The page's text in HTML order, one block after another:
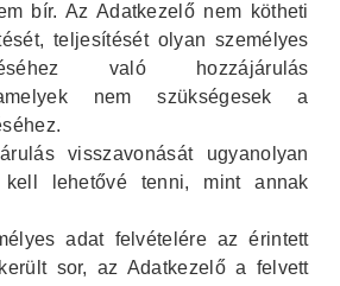
bír. Az Adatkezelő nem kötheti
teljesítését olyan személyes
való hozzájárulás
nem szükségesek a
visszavonását ugyanolyan
kell lehetővé tenni, mint annak
adat felvételére az érintett
sor, az Adatkezelő a felvett